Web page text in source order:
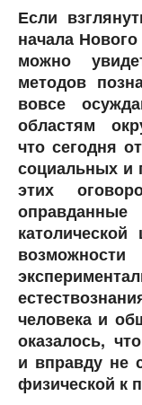
Если
начала
можно
методов
вовсе
областям
что сегодня
социальных и
этих
человека и
оказалось,
и вправду не
физической к